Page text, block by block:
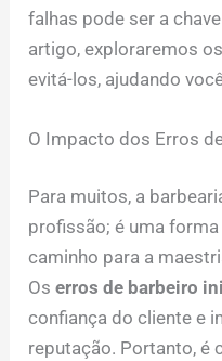
falhas pode ser a
artigo, exploraremos
evitá-los, ajudando
O Impacto dos Erros
Para muitos, a
profissão; é uma
caminho para a
Oserros de barbeiro
confiança do cliente e
reputação. Portanto, é